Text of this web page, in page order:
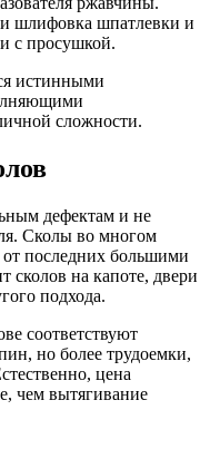
шлифовка шпатлевки и
с просушкой.
истинными
сложности.
дефектам и не
Сколы во многом
последних большими
сколов на капоте, двери
подхода.
соответствуют
но более трудоемки,
цена
чем вытягивание